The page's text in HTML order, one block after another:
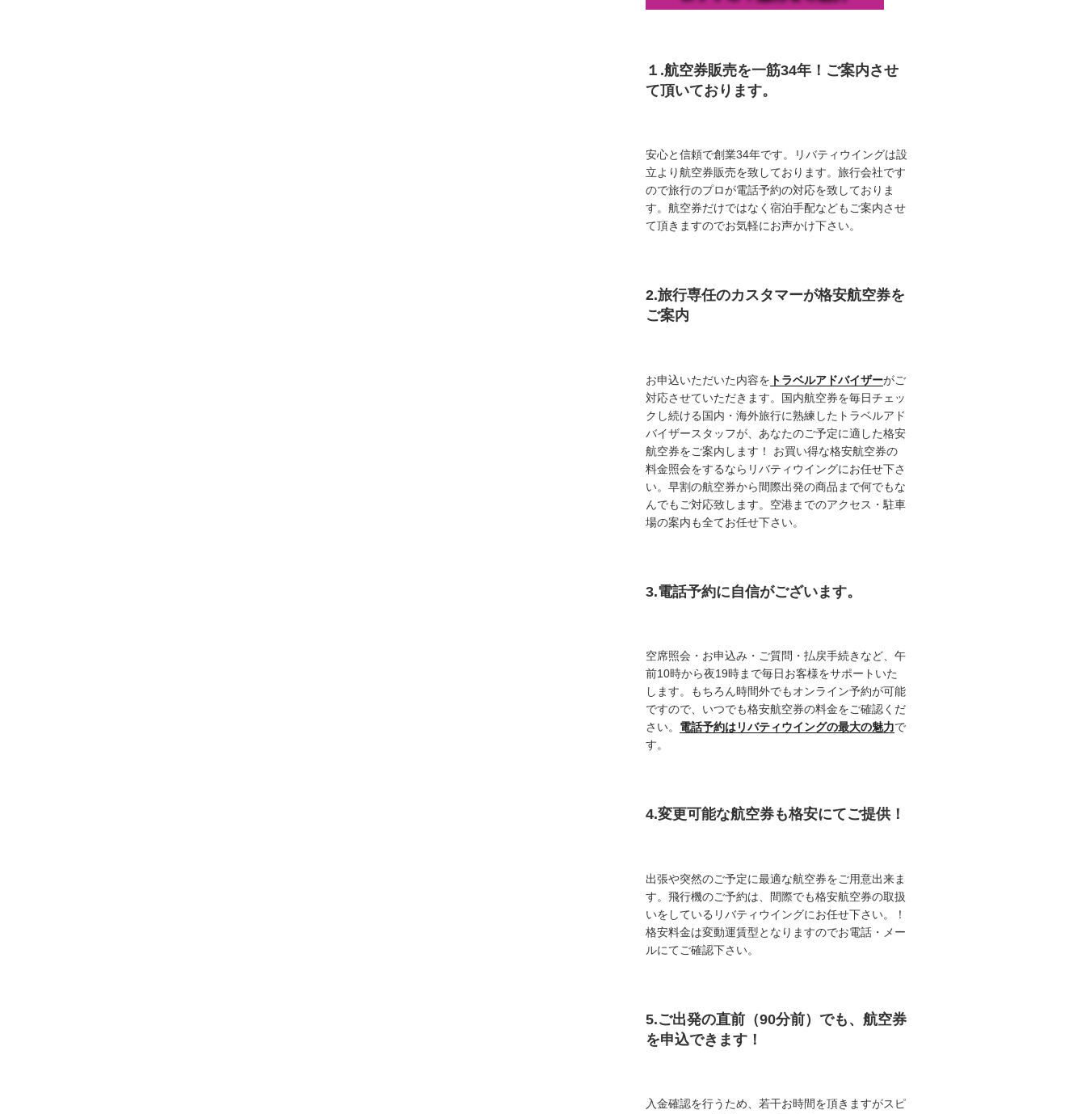
１.航空券販売を一筋34年！ご案内させ
て頂いております。
安心と信頼で創業34年です。リバティウイングは設
立より航空券販売を致しております。旅行会社です
ので旅行のプロが電話予約の対応を致しておりま
す。航空券だけではなく宿泊手配などもご案内させ
て頂きますのでお気軽にお声かけ下さい。
2.旅行専任のカスタマーが格安航空券を
ご案内
お申込いただいた内容を トラベルアドバイザーがご
対応させていただきます。国内航空券を毎日チェッ
クし続ける国内・海外旅行に熟練したトラベルアド
バイザースタッフが、あなたのご予定に適した格安
航空券をご案内します！ お買い得な格安航空券の
料金照会をするならリバティウイングにお任せ下さ
い。早割の航空券から間際出発の商品まで何でもな
んでもご対応致します。空港までのアクセス・駐車
場の案内も全てお任せ下さい。
3.電話予約に自信がございます。
空席照会・お申込み・ご質問・払戻手続きなど、午
前10時から夜19時まで毎日お客様をサポートいた
します。もちろん時間外でもオンライン予約が可能
ですので、いつでも格安航空券の料金をご確認くだ
さい。 電話予約はリバティウイングの最大の魅力で
す。
4.変更可能な航空券も格安にてご提供！
出張や突然のご予定に最適な航空券をご用意出来ま
す。飛行機のご予約は、間際でも格安航空券の取扱
いをしているリバティウイングにお任せ下さい。！
格安料金は変動運賃型となりますのでお電話・メー
ルにてご確認下さい。
5.ご出発の直前（90分前）でも、航空券
を申込できます！
入金確認を行うため、若干お時間を頂きますがスピ